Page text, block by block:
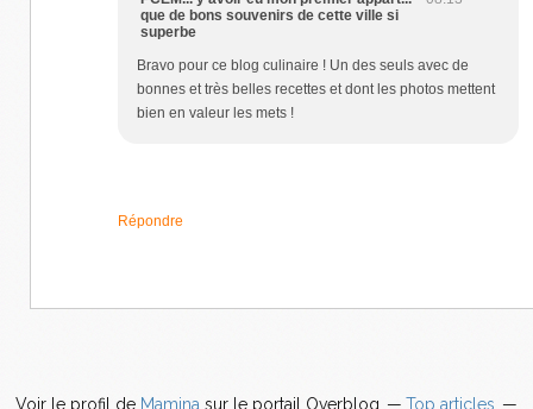
que de bons souvenirs de cette ville si
superbe
Bravo pour ce blog culinaire ! Un des seuls avec de
bonnes et très belles recettes et dont les photos mettent
bien en valeur les mets !
Répondre
Voir le profil de Mamina sur le portail Overblog Top articles